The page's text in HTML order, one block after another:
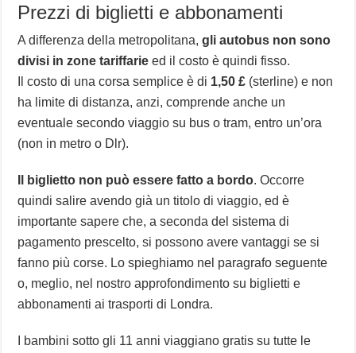
Prezzi di biglietti e abbonamenti
A differenza della metropolitana,gli autobus non sono
divisi in zone tariffarie ed il costo è quindi fisso.
Il costo di una corsa semplice è di 1,50 £ (sterline) e non
ha limite di distanza, anzi, comprende anche un
eventuale secondo viaggio su bus o tram, entro un’ora
(non in metro o Dlr).
Il biglietto non può essere fatto a bordo. Occorre
quindi salire avendo già un titolo di viaggio, ed è
importante sapere che, a seconda del sistema di
pagamento prescelto, si possono avere vantaggi se si
fanno più corse. Lo spieghiamo nel paragrafo seguente
o, meglio, nel nostro approfondimento su biglietti e
abbonamenti ai trasporti di Londra.
I bambini sotto gli 11 anni viaggiano gratis su tutte le